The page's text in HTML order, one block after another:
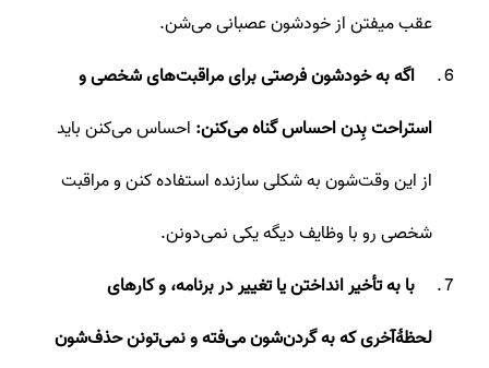
عقب میفتن از خودشون عصبانی می‌شن.
اگه به خودشون فرصتی برای مراقبت‌های شخصی و
استراحت بِدن احساس گناه می‌کنن: احساس می‌کنن باید
از این وقت‌شون به شکلی سازنده استفاده کنن و مراقبت
شخصی رو با وظایف دیگه یکی نمی‌دونن.
با به تأخیر انداختن یا تغییر در برنامه، و کارهای
لحظۀ‌آخری که به گردن‌شون می‌فته و نمی‌تونن حذف‌شون